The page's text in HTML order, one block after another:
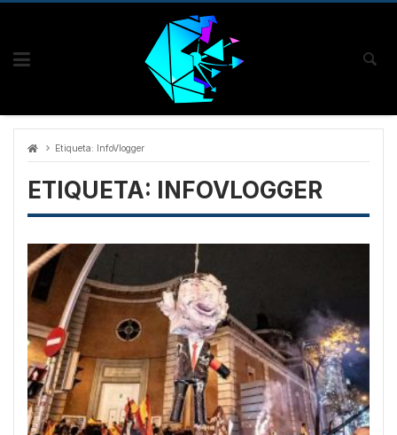
Skip
Etiqueta: InfoVlogger
ETIQUETA: INFOVLOGGER